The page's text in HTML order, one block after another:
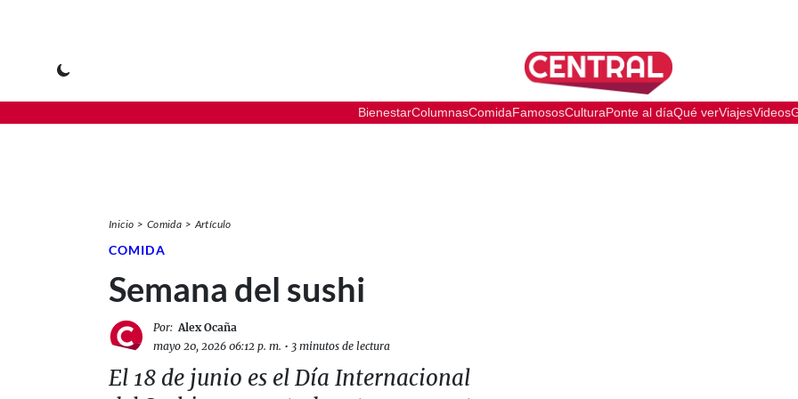
BienestarColumnasComidaFamososCulturaPonte al díaQué verViajesVideos
Inicio Comida Artículo
COMIDA
Semana del sushi
Por: Alex Ocaña
mayo 20, 2026 06:12 p. m. • 3 minutos de lectura
El 18 de junio es el Día Internacional